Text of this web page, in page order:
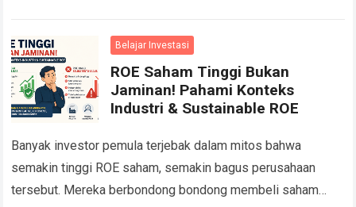
Belajar Investasi
ROE Saham Tinggi Bukan
Jaminan! Pahami Konteks
Industri & Sustainable ROE
Banyak investor pemula terjebak dalam mitos bahwa
semakin tinggi ROE saham, semakin bagus perusahaan
tersebut. Mereka berbondong bondong membeli saham